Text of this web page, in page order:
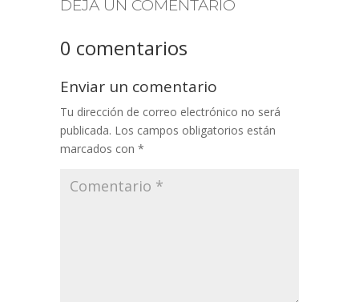
DEJA UN COMENTARIO
0 comentarios
Enviar un comentario
Tu dirección de correo electrónico no será
publicada. Los campos obligatorios están
marcados con *